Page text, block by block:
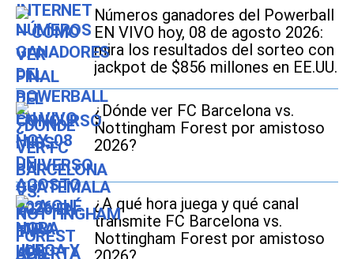
Números ganadores del Powerball
EN VIVO hoy, 08 de agosto 2026:
mira los resultados del sorteo con
jackpot de $856 millones en EE.UU.
¿Dónde ver FC Barcelona vs.
Nottingham Forest por amistoso
2026?
¿A qué hora juega y qué canal
transmite FC Barcelona vs.
Nottingham Forest por amistoso